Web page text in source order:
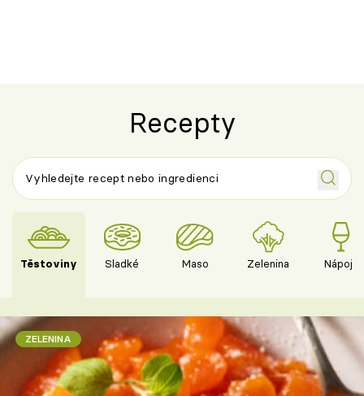
Recepty
Těstoviny Sladké Maso Zelenina Nápoje
ZELENINA